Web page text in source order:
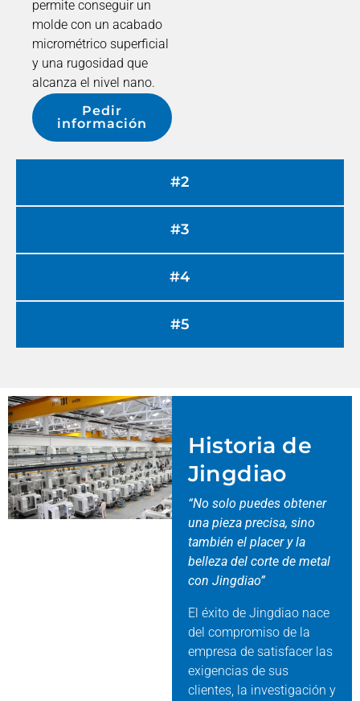
#2
#3
#4
#5
permite conseguir un
molde con un acabado
micrométrico superficial
y una rugosidad que
alcanza el nivel nano.
Pedir
información
Historia de
Jingdiao
“No solo puedes obtener
una pieza precisa, sino
también el placer y la
belleza del corte de metal
con Jingdiao”
El éxito de Jingdiao nace
del compromiso de la
empresa de satisfacer las
exigencias de sus
clientes, la investigación y